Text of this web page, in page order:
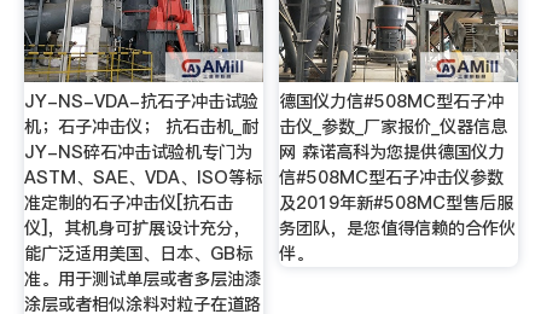
JY-NS-VDA-抗石子冲击试验
机；石子冲击仪； 抗石击机_耐
JY-NS碎石冲击试验机专门为
ASTM、SAE、VDA、ISO等标
准定制的石子冲击仪[抗石击
仪]，其机身可扩展设计充分，
能广泛适用美国、日本、GB标
准。用于测试单层或者多层油漆
涂层或者相似涂料对粒子在道路
德国仪力信#508MC型石子冲
击仪_参数_厂家报价_仪器信息
网 森诺高科为您提供德国仪力
信#508MC型石子冲击仪参数
及2019年新#508MC型售后服
务团队，是您值得信赖的合作伙
伴。